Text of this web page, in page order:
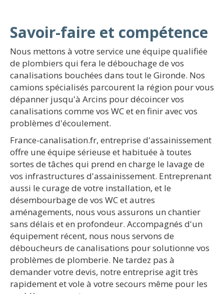
Savoir-faire et compétence
Nous mettons à votre service une équipe qualifiée
de plombiers qui fera le débouchage de vos
canalisations bouchées dans tout le Gironde. Nos
camions spécialisés parcourent la région pour vous
dépanner jusqu'à Arcins pour décoincer vos
canalisations comme vos WC et en finir avec vos
problèmes d'écoulement.
France-canalisation.fr, entreprise d'assainissement
offre une équipe sérieuse et habituée à toutes
sortes de tâches qui prend en charge le lavage de
vos infrastructures d'assainissement. Entreprenant
aussi le curage de votre installation, et le
désembourbage de vos WC et autres
aménagements, nous vous assurons un chantier
sans délais et en profondeur. Accompagnés d'un
équipement récent, nous nous servons de
déboucheurs de canalisations pour solutionne vos
problèmes de plomberie. Ne tardez pas à
demander votre devis, notre entreprise agit très
rapidement et vole à votre secours même pour les